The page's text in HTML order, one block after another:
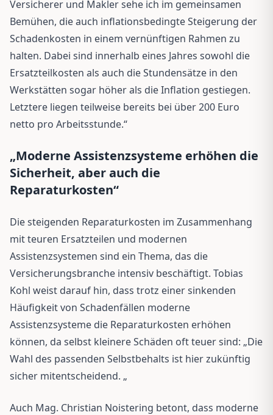
Versicherer und Makler sehe ich im gemeinsamen
Bemühen, die auch inflationsbedingte Steigerung der
Schadenkosten in einem vernünftigen Rahmen zu
halten. Dabei sind innerhalb eines Jahres sowohl die
Ersatzteilkosten als auch die Stundensätze in den
Werkstätten sogar höher als die Inflation gestiegen.
Letztere liegen teilweise bereits bei über 200 Euro
netto pro Arbeitsstunde.“
„Moderne Assistenzsysteme erhöhen die
Sicherheit, aber auch die
Reparaturkosten“
Die steigenden Reparaturkosten im Zusammenhang
mit teuren Ersatzteilen und modernen
Assistenzsystemen sind ein Thema, das die
Versicherungsbranche intensiv beschäftigt. Tobias
Kohl weist darauf hin, dass trotz einer sinkenden
Häufigkeit von Schadenfällen moderne
Assistenzsysteme die Reparaturkosten erhöhen
können, da selbst kleinere Schäden oft teuer sind: „Die
Wahl des passenden Selbstbehalts ist hier zukünftig
sicher mitentscheidend. „
Auch Mag. Christian Noistering betont, dass moderne